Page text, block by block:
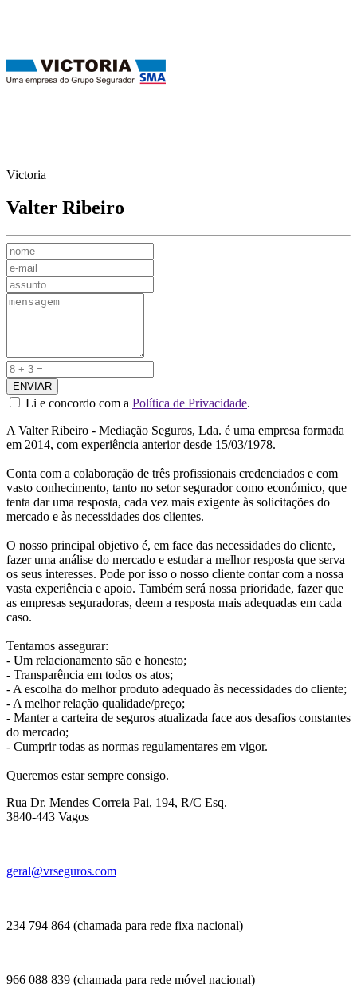
Victoria
Valter Ribeiro
ENVIAR
Li e concordo com a Política de Privacidade.
A Valter Ribeiro - Mediação Seguros, Lda. é uma empresa formada
em 2014, com experiência anterior desde 15/03/1978.
Conta com a colaboração de três profissionais credenciados e com
vasto conhecimento, tanto no setor segurador como económico, que
tenta dar uma resposta, cada vez mais exigente às solicitações do
mercado e às necessidades dos clientes.
O nosso principal objetivo é, em face das necessidades do cliente,
fazer uma análise do mercado e estudar a melhor resposta que serva
os seus interesses. Pode por isso o nosso cliente contar com a nossa
vasta experiência e apoio. Também será nossa prioridade, fazer que
as empresas seguradoras, deem a resposta mais adequadas em cada
caso.
Tentamos assegurar:
- Um relacionamento são e honesto;
- Transparência em todos os atos;
- A escolha do melhor produto adequado às necessidades do cliente;
- A melhor relação qualidade/preço;
- Manter a carteira de seguros atualizada face aos desafios constantes
do mercado;
- Cumprir todas as normas regulamentares em vigor.
Queremos estar sempre consigo.
Rua Dr. Mendes Correia Pai, 194, R/C Esq.
3840-443 Vagos
geral@vrseguros.com
234 794 864 (chamada para rede fixa nacional)
966 088 839 (chamada para rede móvel nacional)